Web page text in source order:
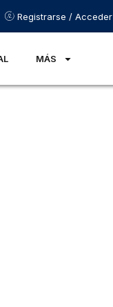
Registrarse / Acceder
MÁS